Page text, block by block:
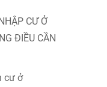
CƯ Ở
ĐIỀU CẦN
cư ở